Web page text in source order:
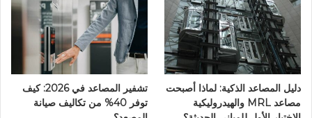
دليل المصاعد الذكية: لماذا أصبحت
مصاعد MRL والهيدروليكية
تشفير المصاعد في 2026: كيف
توفر 40% من تكاليف صيانة